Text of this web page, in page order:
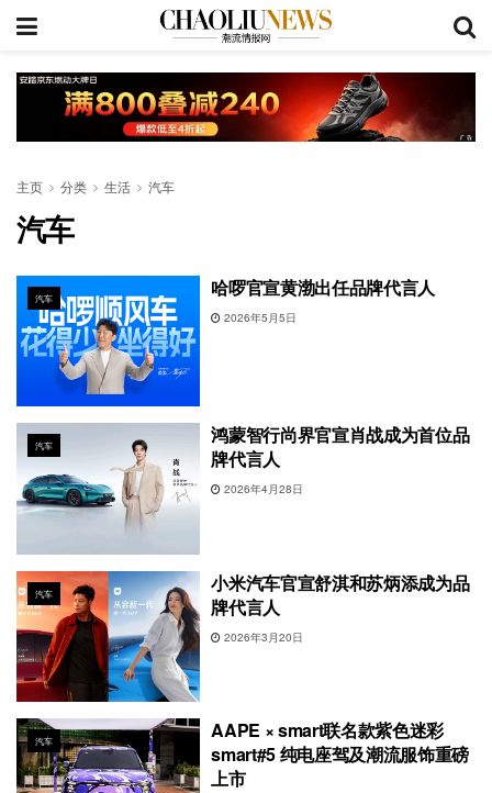
主页 分类 生活 汽车
汽车
汽车 哈啰官宣黄渤出任品牌代言人
2026年5月5日
汽车
鸿蒙智行尚界官宣肖战成为首位品
牌代言人
2026年4月28日
汽车
小米汽车官宣舒淇和苏炳添成为品
牌代言人
2026年3月20日
汽车
AAPE × smart联名款紫色迷彩
smart#5 纯电座驾及潮流服饰重磅
上市